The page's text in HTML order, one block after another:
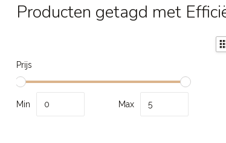
Producten getagd met
Prijs
Min Max